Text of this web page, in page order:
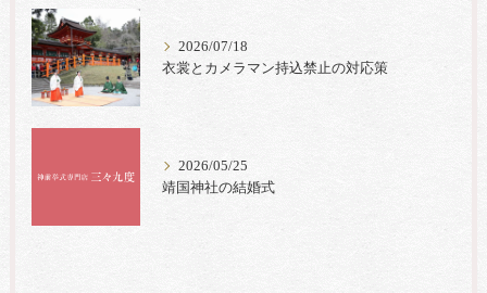
2026/07/18
衣裳とカメラマン持込禁止の対応策
2026/05/25
靖国神社の結婚式